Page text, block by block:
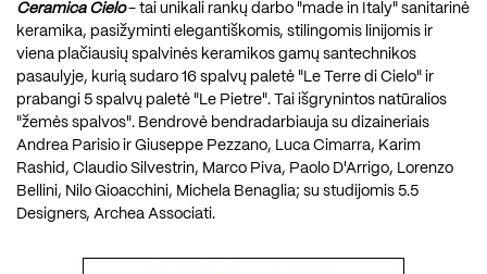
Ceramica Cielo- tai unikali rankų darbo "made in Italy" sanitarinė
keramika, pasižyminti elegantiškomis, stilingomis linijomis ir
viena plačiausių spalvinės keramikos gamų santechnikos
pasaulyje, kurią sudaro 16 spalvų paletė "Le Terre di Cielo" ir
prabangi 5 spalvų paletė "Le Pietre". Tai išgrynintos natūralios
"žemės spalvos". Bendrovė bendradarbiauja su dizaineriais
Andrea Parisio ir Giuseppe Pezzano, Luca Cimarra, Karim
Rashid, Claudio Silvestrin, Marco Piva, Paolo D'Arrigo, Lorenzo
Bellini, Nilo Gioacchini, Michela Benaglia; su studijomis 5.5
Designers, Archea Associati.